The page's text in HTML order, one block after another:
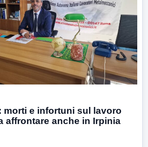
morti e infortuni sul lavoro
affrontare anche in Irpinia